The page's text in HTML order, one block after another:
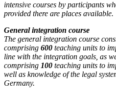
intensive courses by participants
provided there are places available.
General integration course
The general integration course
comprising 600 teaching units to
line with the integration goals, as
comprising 100 teaching units to
well as knowledge of the legal
Germany.